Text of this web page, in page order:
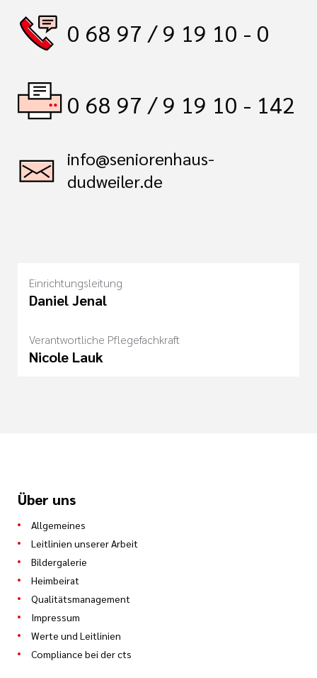
0 68 97 / 9 19 10 - 0
0 68 97 / 9 19 10 - 142
info@seniorenhaus-
dudweiler.de
Einrichtungsleitung
Daniel Jenal
Verantwortliche Pflegefachkraft
Nicole Lauk
Über uns
Allgemeines
Leitlinien unserer Arbeit
Bildergalerie
Heimbeirat
Qualitätsmanagement
Impressum
Werte und Leitlinien
Compliance bei der cts